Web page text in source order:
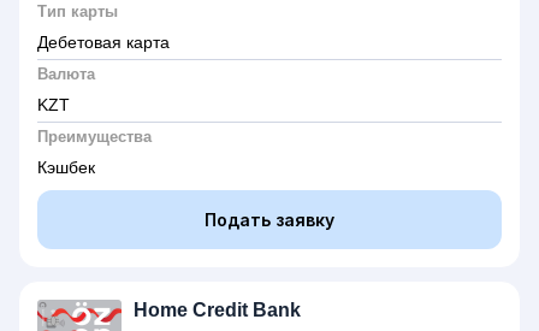
Тип карты
Дебетовая карта
Валюта
KZT
Преимущества
Кэшбек
Подать заявку
Home Credit Bank